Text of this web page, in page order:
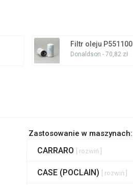
Filtr oleju P551100
Donaldson - 70,82 zł
Zastosowanie w maszynach:
CARRARO [ rozwiń ]
CASE (POCLAIN) [ rozwiń ]